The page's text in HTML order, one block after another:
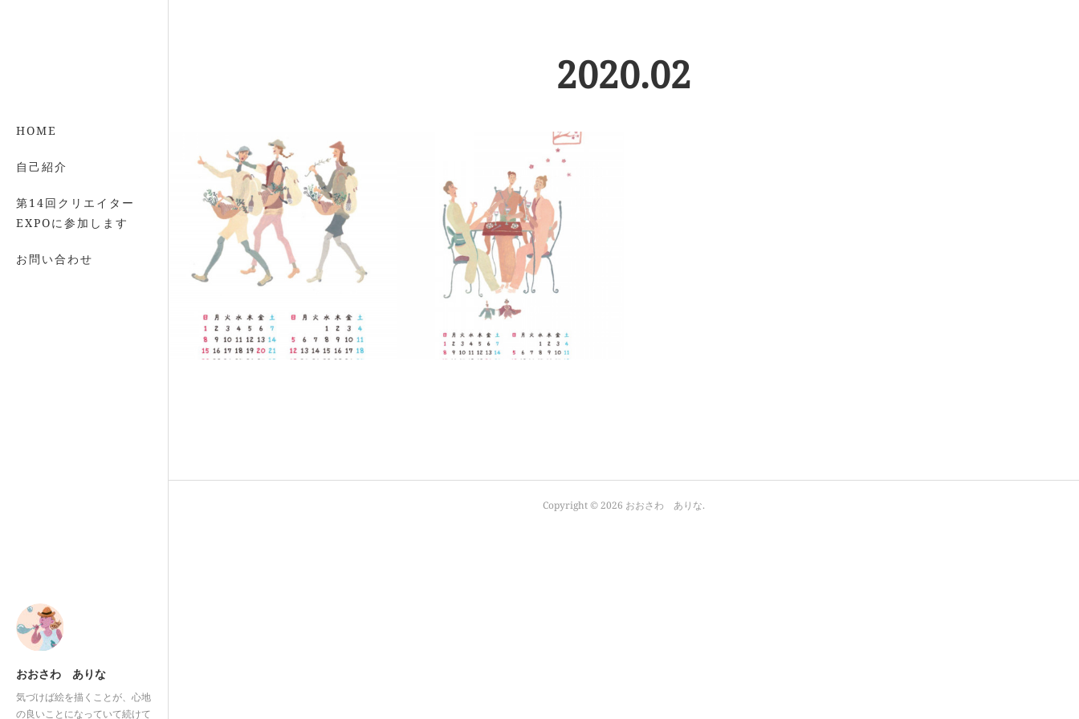
HOME
自己紹介
第14回クリエイター
EXPOに参加します
お問い合わせ
おおさわ ありな
気づけば絵を描くことが、心地
の良いことになっていて続けて
2020.02
Copyright ©2026 おおさわ ありな.